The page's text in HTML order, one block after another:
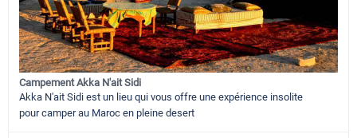
Campement Akka N'ait Sidi
Akka N'ait Sidi est un lieu qui vous offre une expérience insolite
pour camper au Maroc en pleine desert